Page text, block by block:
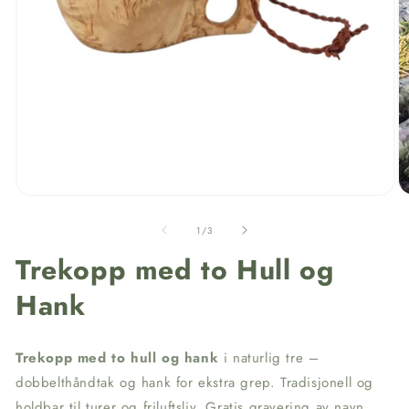
1 /av
3
Trekopp med to Hull og
Hank
Trekopp med to hull og hank i naturlig tre –
dobbelthåndtak og hank for ekstra grep. Tradisjonell og